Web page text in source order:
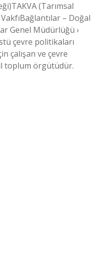
(Tarımsal
– Doğal
Genel Müdürlüğü ›
çevre politikaları
çalışan ve çevre
toplum örgütüdür.